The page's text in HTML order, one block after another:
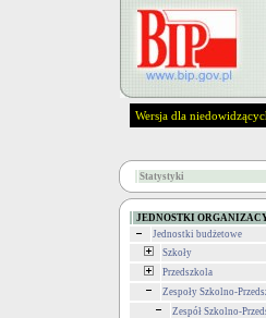
Wersja dla
Statystyki
JEDNOSTKI
Jednostki budżetowe
Szkoły
Przedszkola
Zespoły Szkolno-
Zespół Szkolno-